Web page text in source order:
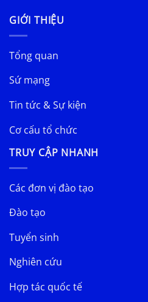
GIỚI THIỆU
Tổng quan
Sứ mạng
Tin tức & Sự kiện
Cơ cấu tổ chức
TRUY CẬP NHANH
Các đơn vị đào tạo
Đào tạo
Tuyển sinh
Nghiên cứu
Hợp tác quốc tế